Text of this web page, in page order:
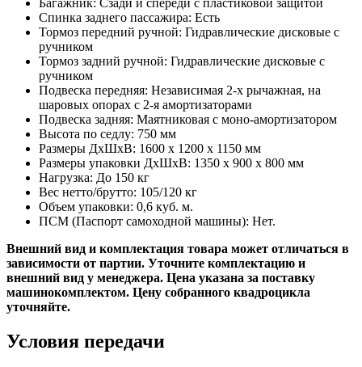
Багажник: Сзади и спереди с пластиковой защитой
Спинка заднего пассажира: Есть
Тормоз передний ручной: Гидравлические дисковые с
ручником
Тормоз задний ручной: Гидравлические дисковые с
ручником
Подвеска передняя: Независимая 2-х рычажная, на
шаровых опорах с 2-я амортизаторами
Подвеска задняя: Маятниковая с моно-амортизатором
Высота по седлу: 750 мм
Размеры ДхШхВ: 1600 x 1200 x 1150 мм
Размеры упаковки ДхШхВ: 1350 x 900 x 800 мм
Нагрузка: До 150 кг
Вес нетто/брутто: 105/120 кг
Объем упаковки: 0,6 куб. м.
ПСМ (Паспорт самоходной машины): Нет.
Внешний вид и комплектация товара может отличаться в
зависимости от партии. Уточните комплектацию и
внешний вид у менеджера.​ Цена указана за поставку
машинокомплектом. Цену собранного квадроцикла
уточняйте.
Условия передачи